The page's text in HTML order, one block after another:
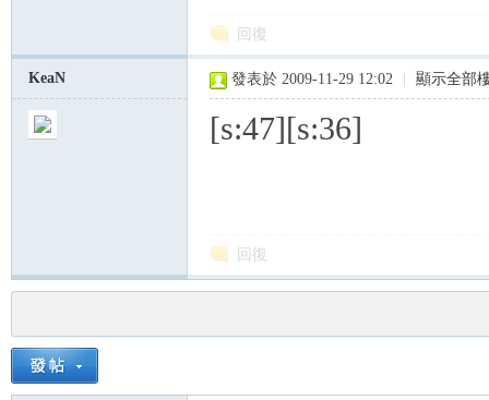
回復
KeaN 發表於 2009-11-29 12:02 顯示全部
[s:47][s:36]
回復